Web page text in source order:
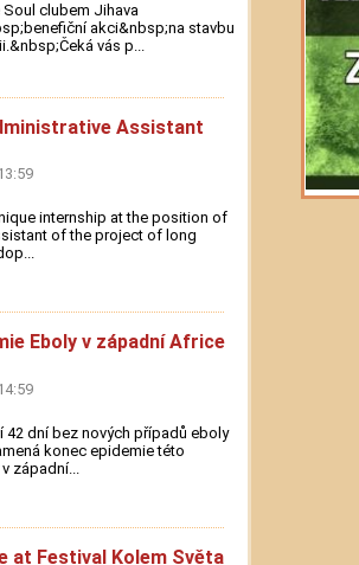
clubem Jihava
akci&nbsp;na stavbu
vás p...
Assistant
internship at the position of
of the project of long
Eboly v západní Africe
42 dní bez nových případů eboly
konec epidemie této
západní...
at Festival Kolem Světa